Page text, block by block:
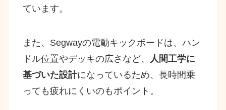
ています。
また、Segwayの電動キックボードは、ハン
ドル位置やデッキの広さなど、
人間工学に
基づいた設計になっているため、長時間乗
っても疲れにくいのもポイント。